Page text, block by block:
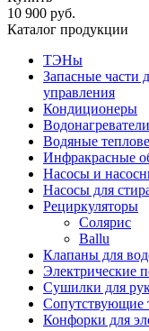
10 900 руб.
Каталог продукции
ТЭНы
Запасные части
управления
Кондиционеры
Водонагреватели
Водяные
Инфракрасные
Насосы и
Насосы для
Рециркуляторы
Солярис
Ballu
Клапаны для
Электрические
Сушилки для
Сопутствующие
Конфорки для